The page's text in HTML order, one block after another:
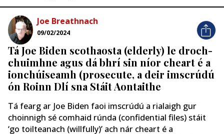
Joe Breathnach
09/02/2024
Tá Joe Biden scothaosta (elderly) le droch-
chuimhne agus dá bhrí sin níor cheart é a
ionchúiseamh (prosecute, a deir imscrúdú
ón Roinn Dlí sna Stáit Aontaithe
Tá fearg ar Joe Biden faoi imscrúdú a rialaigh gur
choinnigh sé comhaid rúnda (confidential files) stáit
‘go toilteanach (willfully)’ ach nár cheart é a